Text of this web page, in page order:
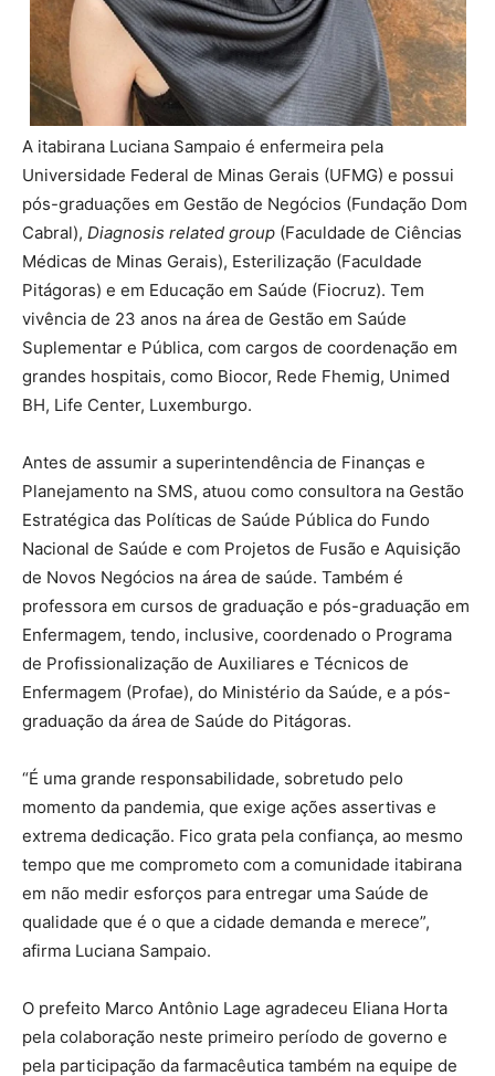
A itabirana Luciana Sampaio é enfermeira pela
Universidade Federal de Minas Gerais (UFMG) e possui
pós-graduações em Gestão de Negócios (Fundação Dom
Cabral), Diagnosis related group (Faculdade de Ciências
Médicas de Minas Gerais), Esterilização (Faculdade
Pitágoras) e em Educação em Saúde (Fiocruz). Tem
vivência de 23 anos na área de Gestão em Saúde
Suplementar e Pública, com cargos de coordenação em
grandes hospitais, como Biocor, Rede Fhemig, Unimed
BH, Life Center, Luxemburgo.
Antes de assumir a superintendência de Finanças e
Planejamento na SMS, atuou como consultora na Gestão
Estratégica das Políticas de Saúde Pública do Fundo
Nacional de Saúde e com Projetos de Fusão e Aquisição
de Novos Negócios na área de saúde. Também é
professora em cursos de graduação e pós-graduação em
Enfermagem, tendo, inclusive, coordenado o Programa
de Profissionalização de Auxiliares e Técnicos de
Enfermagem (Profae), do Ministério da Saúde, e a pós-
graduação da área de Saúde do Pitágoras.
“É uma grande responsabilidade, sobretudo pelo
momento da pandemia, que exige ações assertivas e
extrema dedicação. Fico grata pela confiança, ao mesmo
tempo que me comprometo com a comunidade itabirana
em não medir esforços para entregar uma Saúde de
qualidade que é o que a cidade demanda e merece”,
afirma Luciana Sampaio.
O prefeito Marco Antônio Lage agradeceu Eliana Horta
pela colaboração neste primeiro período de governo e
pela participação da farmacêutica também na equipe de